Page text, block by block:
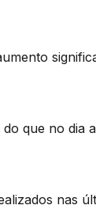
que no dia
nas